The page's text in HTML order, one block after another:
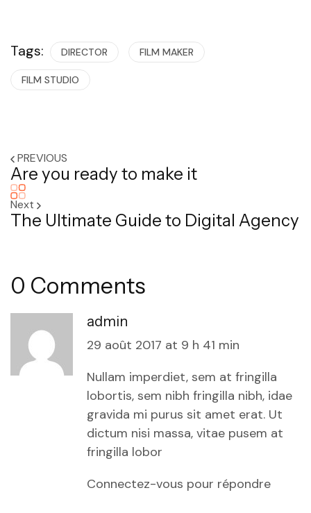
Tags: DIRECTOR FILM MAKER
FILM STUDIO
PREVIOUS
Are you ready to make it
Next
The Ultimate Guide to Digital Agency
0 Comments
admin
29 août 2017 at 9 h 41 min
Nullam imperdiet, sem at fringilla
lobortis, sem nibh fringilla nibh, idae
gravida mi purus sit amet erat. Ut
dictum nisi massa, vitae pusem at
fringilla lobor
Connectez-vous pour répondre